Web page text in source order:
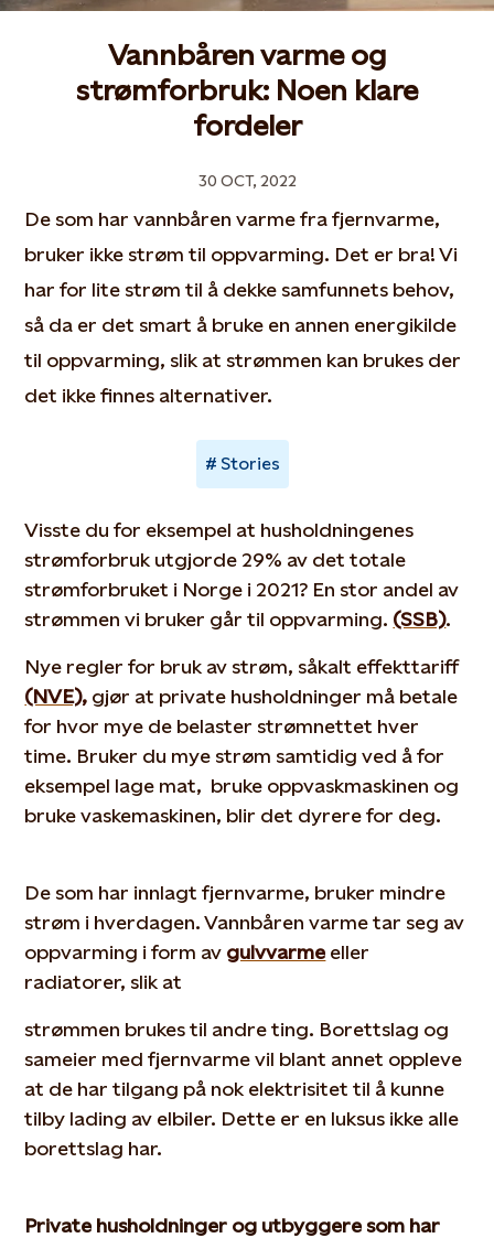
Vannbåren varme og
strømforbruk: Noen klare
fordeler
30 OCT, 2022
De som har vannbåren varme fra fjernvarme,
bruker ikke strøm til oppvarming. Det er bra! Vi
har for lite strøm til å dekke samfunnets behov,
så da er det smart å bruke en annen energikilde
til oppvarming, slik at strømmen kan brukes der
det ikke finnes alternativer.
Stories
Visste du for eksempel at husholdningenes
strømforbruk utgjorde 29% av det totale
strømforbruket i Norge i 2021? En stor andel av
strømmen vi bruker går til oppvarming. (SSB).
Nye regler for bruk av strøm, såkalt effekttariff
(NVE), gjør at private husholdninger må betale
for hvor mye de belaster strømnettet hver
time. Bruker du mye strøm samtidig ved å for
eksempel lage mat, bruke oppvaskmaskinen og
bruke vaskemaskinen, blir det dyrere for deg.
De som har innlagt fjernvarme, bruker mindre
strøm i hverdagen. Vannbåren varme tar seg av
oppvarming i form av gulvvarme eller
radiatorer, slik at
strømmen brukes til andre ting. Borettslag og
sameier med fjernvarme vil blant annet oppleve
at de har tilgang på nok elektrisitet til å kunne
tilby lading av elbiler. Dette er en luksus ikke alle
borettslag har.
Private husholdninger og utbyggere som har